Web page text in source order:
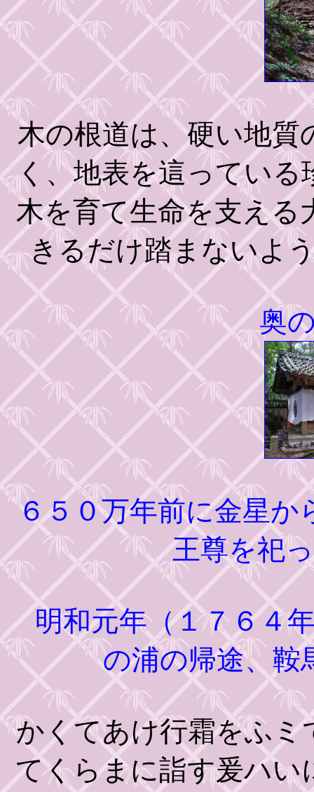
木の根道は、硬い地質
く、地表を這っている
木を育て生命を支える
きるだけ踏まないよ
奥
６５０万年前に金星か
王尊を祀
明和元年（１７６４年
の浦の帰途、鞍
かくてあけ行霜をふミ
てくらまに詣す爰ハい